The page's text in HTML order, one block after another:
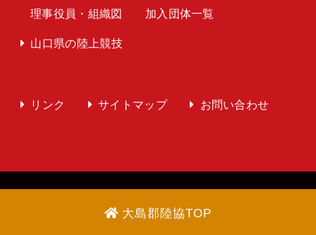
大島郡陸協TOP
理事役員・組織図 加入団体一覧
山口県の陸上競技
リンク サイトマップ お問い合わせ
Reserved.